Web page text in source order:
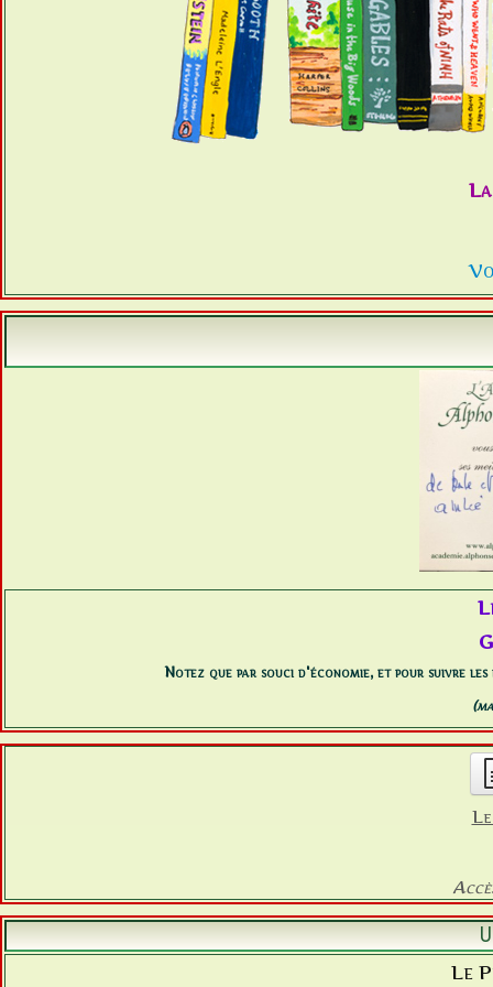
La
Notez que par souci d'économie, et pour suivre
Le